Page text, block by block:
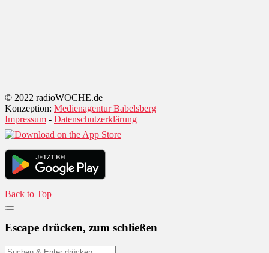
© 2022 radioWOCHE.de
Konzeption: Medienagentur Babelsberg
Impressum - Datenschutzerklärung
Back to Top
Escape drücken, zum schließen